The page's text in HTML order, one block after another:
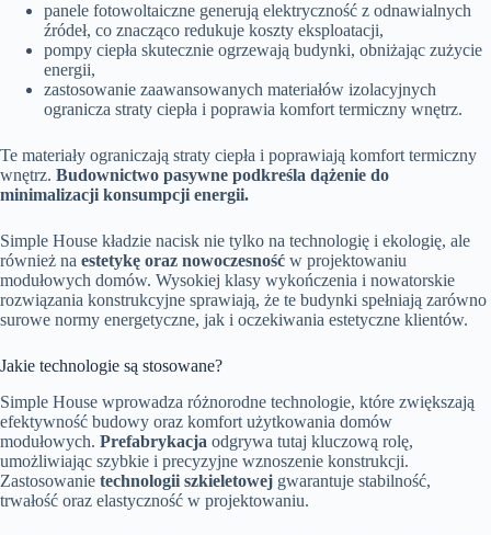
panele fotowoltaiczne generują elektryczność z odnawialnych
źródeł, co znacząco redukuje koszty eksploatacji,
pompy ciepła skutecznie ogrzewają budynki, obniżając zużycie
energii,
zastosowanie zaawansowanych materiałów izolacyjnych
ogranicza straty ciepła i poprawia komfort termiczny wnętrz.
Te materiały ograniczają straty ciepła i poprawiają komfort termiczny
wnętrz. Budownictwo pasywne podkreśla dążenie do
minimalizacji konsumpcji energii.
Simple House kładzie nacisk nie tylko na technologię i ekologię, ale
również na estetykę oraz nowoczesność w projektowaniu
modułowych domów. Wysokiej klasy wykończenia i nowatorskie
rozwiązania konstrukcyjne sprawiają, że te budynki spełniają zarówno
surowe normy energetyczne, jak i oczekiwania estetyczne klientów.
Jakie technologie są stosowane?
Simple House wprowadza różnorodne technologie, które zwiększają
efektywność budowy oraz komfort użytkowania domów
modułowych. Prefabrykacja odgrywa tutaj kluczową rolę,
umożliwiając szybkie i precyzyjne wznoszenie konstrukcji.
Zastosowanie technologii szkieletowej gwarantuje stabilność,
trwałość oraz elastyczność w projektowaniu.